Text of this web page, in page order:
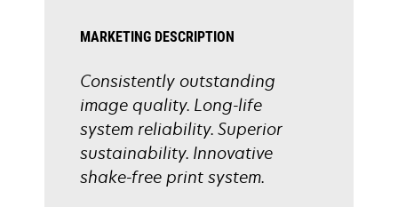
MARKETING DESCRIPTION
Consistently outstanding
image quality. Long-life
system reliability. Superior
sustainability. Innovative
shake-free print system.